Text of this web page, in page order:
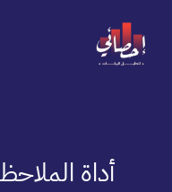
المحتوى
أداة